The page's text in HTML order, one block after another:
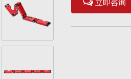
立即咨询